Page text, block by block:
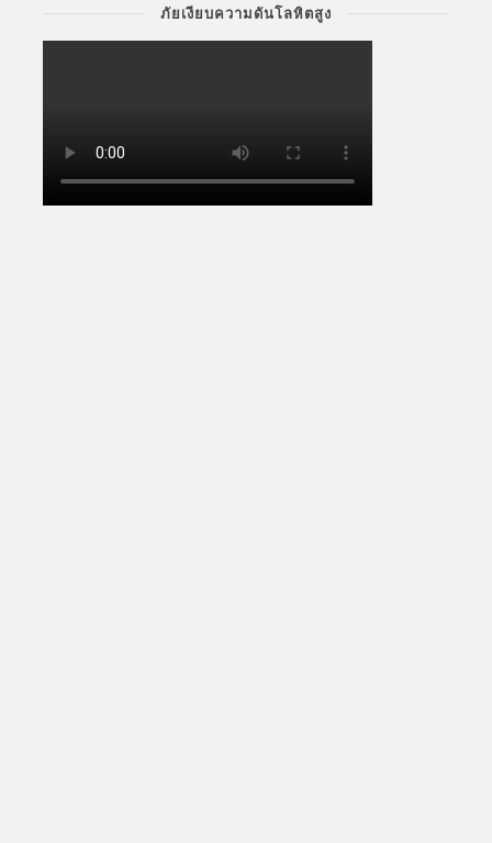
ภัยเงียบความดันโลหิตสูง